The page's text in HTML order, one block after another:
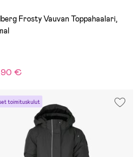
Frosty Vauvan Toppahaalari,
€
toimituskulut